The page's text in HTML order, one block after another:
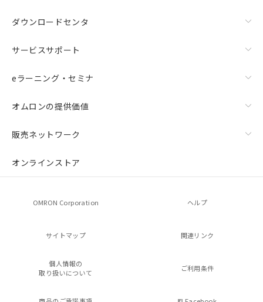
ダウンロードセンタ
サービスサポート
eラーニング・セミナ
オムロンの提供価値
販売ネットワーク
オンラインストア
OMRON Corporation ヘルプ
サイトマップ 関連リンク
個人情報の
取り扱いについて
ご利用条件